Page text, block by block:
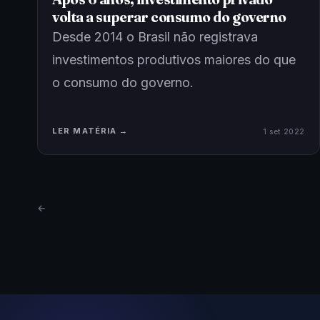
volta a superar consumo do governo
Desde 2014 o Brasil não registrava
investimentos produtivos maiores do que
o consumo do governo.
LER MATÉRIA → 1 set 2022
←